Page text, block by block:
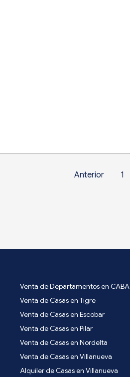
Anterior 1
Venta de Departamentos en CABA
Venta de Casas en Tigre
Venta de Casas en Escobar
Venta de Casas en Pilar
Venta de Casas en Nordelta
Venta de Casas en Villanueva
Alquiler de Casas en Villanueva